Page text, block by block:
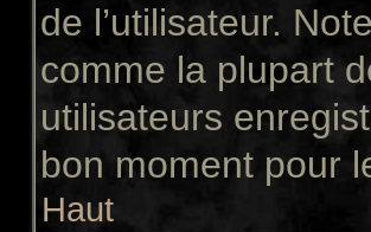
de l’utilisateur.
comme la plupart
utilisateurs
bon moment pour
Haut